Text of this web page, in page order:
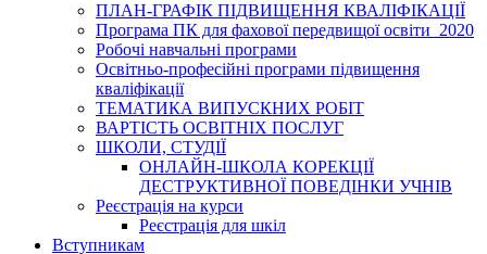
ПЛАН-ГРАФІК ПІДВИЩЕННЯ КВАЛІФІКАЦІЇ
Програма ПК для фахової передвищої освіти_2020
Робочі навчальні програми
Освітньо-професійні програми підвищення
кваліфікації
ТЕМАТИКА ВИПУСКНИХ РОБІТ
ВАРТІСТЬ ОСВІТНІХ ПОСЛУГ
ШКОЛИ, СТУДІЇ
ОНЛАЙН-ШКОЛА КОРЕКЦІЇ
ДЕСТРУКТИВНОЇ ПОВЕДІНКИ УЧНІВ
Реєстрація на курси
Реєстрація для шкіл
Вступникам